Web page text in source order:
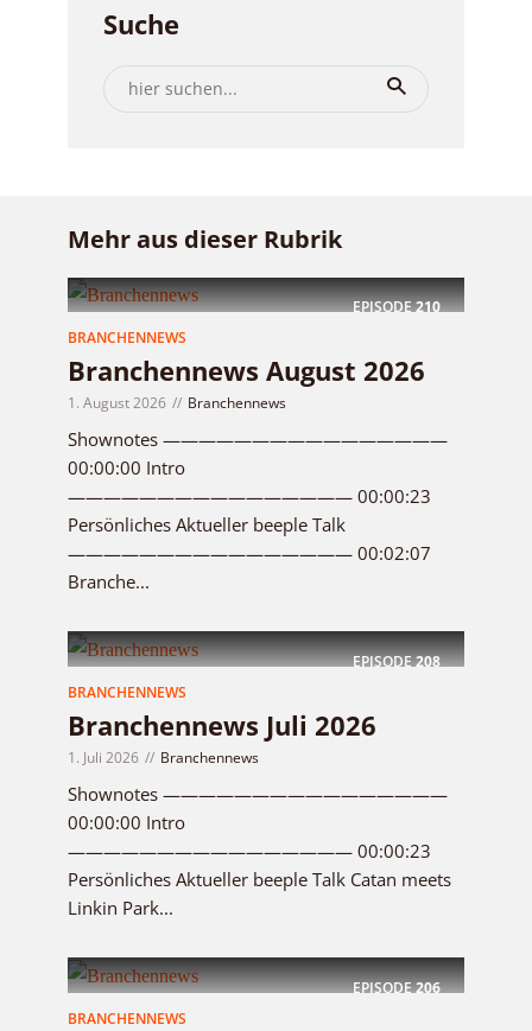
Suche
Mehr aus dieser Rubrik
EPISODE210
BRANCHENNEWS
Branchennews August 2026
1. August 2026 Branchennews
Shownotes ————————————————
00:00:00 Intro
———————————————— 00:00:23
Persönliches Aktueller beeple Talk
———————————————— 00:02:07
Branche...
EPISODE208
BRANCHENNEWS
Branchennews Juli 2026
1. Juli 2026 Branchennews
Shownotes ————————————————
00:00:00 Intro
———————————————— 00:00:23
Persönliches Aktueller beeple Talk Catan meets
Linkin Park...
EPISODE206
BRANCHENNEWS